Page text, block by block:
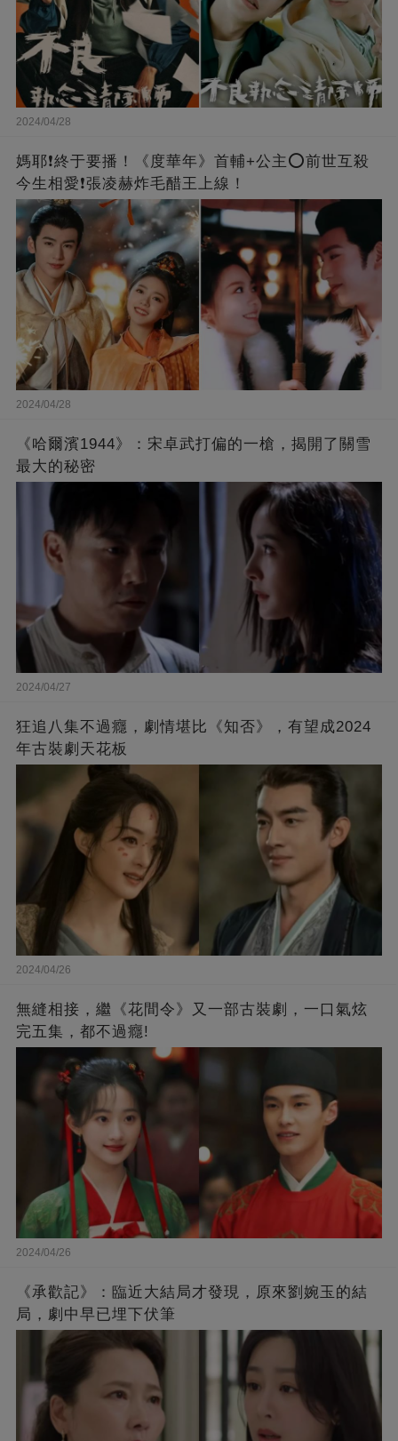
2024/04/28
媽耶❗️終于要播！《度華年》首輔+公主⭕前世互殺
今生相愛❗張凌赫炸毛醋王上線！
2024/04/28
《哈爾濱1944》：宋卓武打偏的一槍，揭開了關雪
最大的秘密
2024/04/27
狂追八集不過癮，劇情堪比《知否》，有望成2024
年古裝劇天花板
2024/04/26
無縫相接，繼《花間令》又一部古裝劇，一口氣炫
完五集，都不過癮!
2024/04/26
《承歡記》：臨近大結局才發現，原來劉婉玉的結
局，劇中早已埋下伏筆